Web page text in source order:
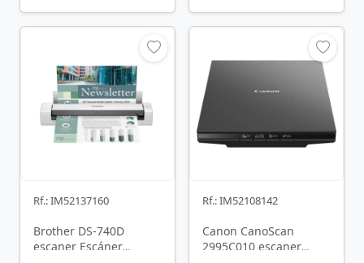
Rf.: IM52137160
Brother DS-740D
escaner Escáner
Rf.: IM52108142
Canon CanoScan
2995C010 escaner